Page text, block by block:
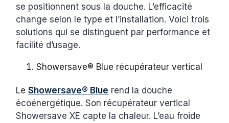
se positionnent sous la douche. L’efficacité
change selon le type et l’installation. Voici trois
solutions qui se distinguent par performance et
facilité d’usage.
Showersave® Blue récupérateur vertical
LeShowersave® Blue rend la douche
écoénergétique. Son récupérateur vertical
Showersave XE capte la chaleur. L’eau froide